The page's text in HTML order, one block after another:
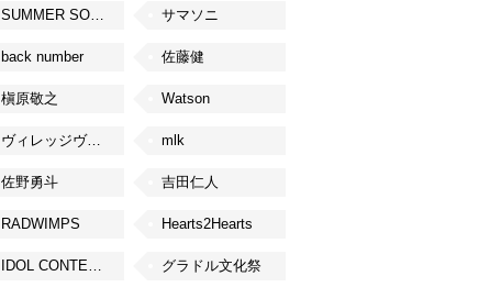
SUMMER SONIC サマソニ
back number 佐藤健
槇原敬之 Watson
ヴィレッジヴァンガード mlk
佐野勇斗 吉田仁人
RADWIMPS Hearts2Hearts
IDOL CONTENT EXPO グラドル文化祭